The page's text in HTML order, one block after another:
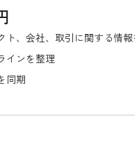
ト、会社、取引に関する情
インを整理
同期